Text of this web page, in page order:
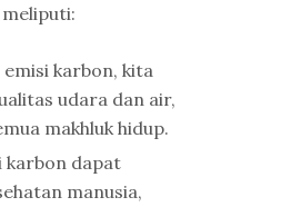
karbon, kita
udara dan air,
makhluk hidup.
karbon dapat
manusia,